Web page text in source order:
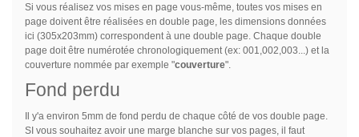
Si vous réalisez vos mises en page vous-même, toutes vos mises en
page doivent être réalisées en double page, les dimensions données
ici (305x203mm) correspondent à une double page. Chaque double
page doit être numérotée chronologiquement (ex: 001,002,003...) et la
couverture nommée par exemple "couverture".
Fond perdu
Il y'a environ 5mm de fond perdu de chaque côté de vos double page.
SI vous souhaitez avoir une marge blanche sur vos pages, il faut